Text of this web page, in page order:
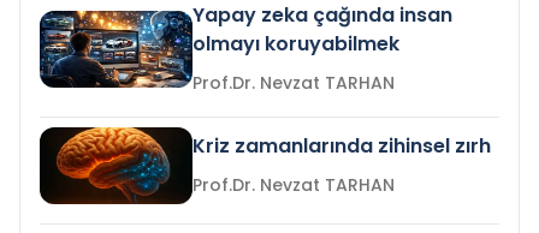
Yapay zeka çağında insan
olmayı koruyabilmek
Prof.Dr. Nevzat TARHAN
Kriz zamanlarında zihinsel zırh
Prof.Dr. Nevzat TARHAN